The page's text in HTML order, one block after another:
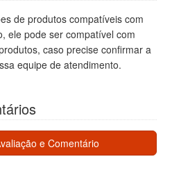
de produtos compatíveis com
ele pode ser compatível com
caso precise confirmar a
equipe de atendimento.
e Comentário